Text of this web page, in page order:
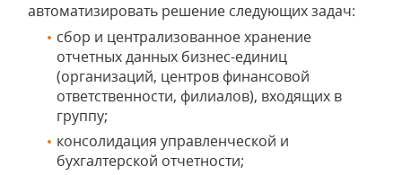
автоматизировать решение следующих задач:
сбор и централизованное хранение
отчетных данных бизнес-единиц
(организаций, центров финансовой
ответственности, филиалов), входящих в
группу;
консолидация управленческой и
бухгалтерской отчетности;